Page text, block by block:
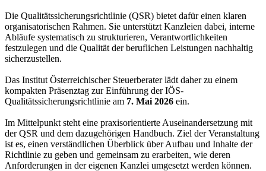
Die Qualitätssicherungsrichtlinie (QSR) bietet dafür einen klaren
organisatorischen Rahmen. Sie unterstützt Kanzleien dabei, interne
Abläufe systematisch zu strukturieren, Verantwortlichkeiten
festzulegen und die Qualität der beruflichen Leistungen nachhaltig
sicherzustellen.
Das Institut Österreichischer Steuerberater lädt daher zu einem
kompakten Präsenztag zur Einführung der IÖS-
Qualitätssicherungsrichtlinie am 7. Mai 2026 ein.
Im Mittelpunkt steht eine praxisorientierte Auseinandersetzung mit
der QSR und dem dazugehörigen Handbuch. Ziel der Veranstaltung
ist es, einen verständlichen Überblick über Aufbau und Inhalte der
Richtlinie zu geben und gemeinsam zu erarbeiten, wie deren
Anforderungen in der eigenen Kanzlei umgesetzt werden können.